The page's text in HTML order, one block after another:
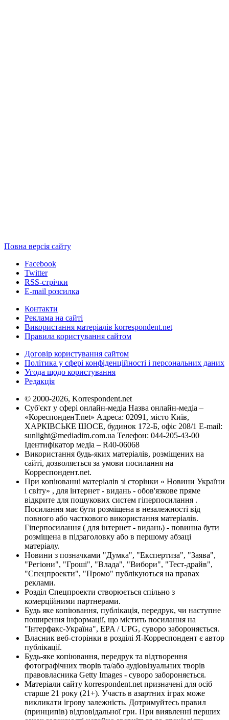
Повна версія сайту
Facebook
Twitter
RSS-стрічки
E-mail розсилка
Контакти
Реклама на сайті
Використання матеріалів korrespondent.net
Правила користування сайтом
Договір користування сайтом
Політика у сфері конфіденційності і персональних даних
Угода щодо користування
Редакція
© 2000-2026, Korrespondent.net
Суб'єкт у сфері онлайн-медіа Назва онлайн-медіа –
«КореспонденТ.net» Адреса: 02091, місто Київ,
ХАРКІВСЬКЕ ШОСЕ, будинок 172-Б, офіс 208/1 E-mail:
sunlight@mediadim.com.ua Телефон: 044-205-43-00
Ідентифікатор медіа – R40-06068
Використання будь-яких матеріалів, розміщених на
сайті, дозволяється за умови посилання на
Корреспондент.net.
При копіюванні матеріалів зі сторінки « Новини України
і світу» , для інтернет - видань - обов'язкове пряме
відкрите для пошукових систем гіперпосилання .
Посилання має бути розміщена в незалежності від
повного або часткового використання матеріалів.
Гіперпосилання ( для інтернет - видань) - повинна бути
розміщена в підзаголовку або в першому абзаці
матеріалу.
Новини з позначками "Думка", "Експертиза", "Заява",
"Регіони", "Гроші", "Влада", "Вибори", "Тест-драйв",
"Спецпроекти", "Промо" публікуються на правах
реклами.
Розділ Спецпроекти створюється спільно з
комерційними партнерами.
Будь яке копіювання, публікація, передрук, чи наступне
поширення інформації, що містить посилання на
"Інтерфакс-Україна", EPA / UPG, суворо забороняється.
Власник веб-сторінки в розділі Я-Корреспондент є автор
публікації.
Будь-яке копіювання, передрук та відтворення
фотографічних творів та/або аудіовізуальних творів
правовласника Getty Images - суворо забороняється.
Матеріали сайту korrespondent.net призначені для осіб
старше 21 року (21+). Участь в азартних іграх може
викликати ігрову залежність. Дотримуйтесь правил
(принципів) відповідальної гри. При виявленні перших